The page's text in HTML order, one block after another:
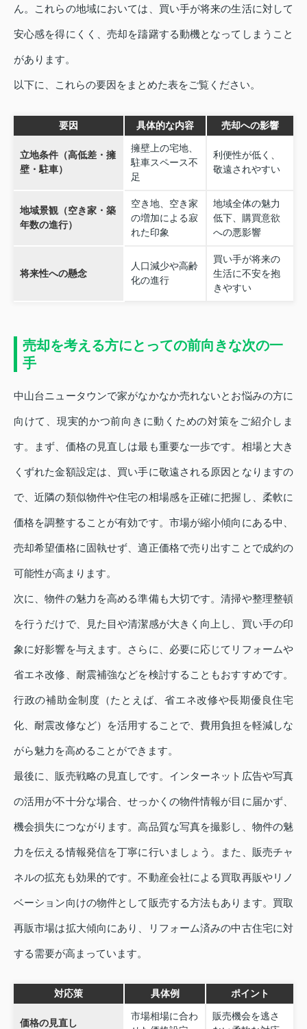
ん。これらの地域においては、買い手が将来の生活に対して
安心感を得にくく、売却を躊躇する動機となってしまうこと
があります。
以下に、これらの要因をまとめた表をご覧ください。
要因 具体的な内容 売却への影響
立地条件（高低差・擁
壁・駐車）
擁壁上の宅地、
駐車スペース不
足
利便性が低く、
敬遠されやすい
地域景観（空き家・築
年数の進行）
空き地、空き家
の増加による寂
れた印象
地域全体の魅力
低下、購買意欲
への悪影響
将来性への懸念
人口減少や高齢
化の進行
買い手が将来の
生活に不安を抱
きやすい
売却を考える方にとっての前向きな次の一
手
中山台ニュータウンで家がなかなか売れないとお悩みの方に
向けて、現実的かつ前向きに動くための対策をご紹介しま
す。まず、価格の見直しは最も重要な一歩です。相場と大き
くずれた金額設定は、買い手に敬遠される原因となりますの
で、近隣の類似物件や住宅の相場感を正確に把握し、柔軟に
価格を調整することが有効です。市場が縮小傾向にある中、
売却希望価格に固執せず、適正価格で売り出すことで成約の
可能性が高まります。
次に、物件の魅力を高める準備も大切です。清掃や整理整頓
を行うだけで、見た目や清潔感が大きく向上し、買い手の印
象に好影響を与えます。さらに、必要に応じてリフォームや
省エネ改修、耐震補強などを検討することもおすすめです。
行政の補助金制度（たとえば、省エネ改修や長期優良住宅
化、耐震改修など）を活用することで、費用負担を軽減しな
がら魅力を高めることができます。
最後に、販売戦略の見直しです。インターネット広告や写真
の活用が不十分な場合、せっかくの物件情報が目に届かず、
機会損失につながります。高品質な写真を撮影し、物件の魅
力を伝える情報発信を丁寧に行いましょう。また、販売チャ
ネルの拡充も効果的です。不動産会社による買取再販やリノ
ベーション向けの物件として販売する方法もあります。買取
再販市場は拡大傾向にあり、リフォーム済みの中古住宅に対
する需要が高まっています。
対応策 具体例 ポイント
価格の見直し
市場相場に合わ
販売機会を逃さ